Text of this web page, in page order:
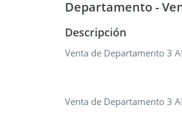
Departamento -
Descripción
Venta de Departamento 3
Venta de Departamento 3